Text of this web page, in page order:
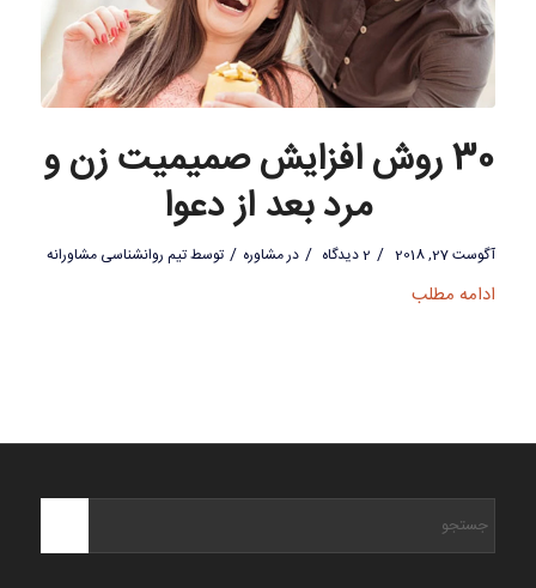
30 روش افزایش صمیمیت زن و
مرد بعد از دعوا
آگوست 27, 2018 / 2 دیدگاه / درمشاوره / توسطتیم روانشناسی مشاورانه
ادامه مطلب